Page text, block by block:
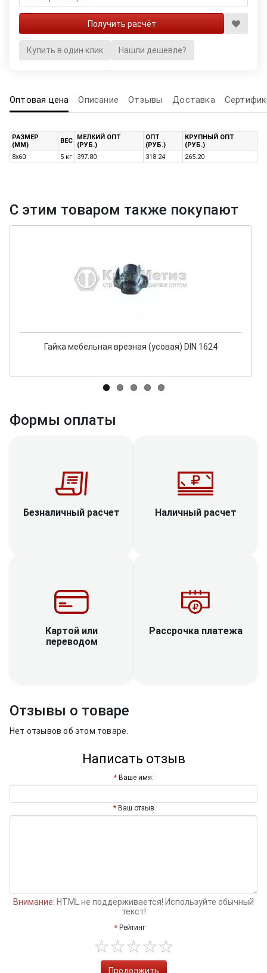
Купить в один клик Нашли дешевле?
Оптовая цена Описание Отзывы Доставка
РАЗМЕР
(ММ)
ВЕС
МЕЛКИЙ ОПТ
(РУБ.)
ОПТ
(РУБ.)
КРУПНЫЙ ОПТ
(РУБ.)
8х60
5 кг 397.80 318.24 265.20
С этим товаром также покупают
Гайка мебельная врезная (усовая) DIN 1624
Формы оплаты
Безналичный расчет Наличный расчет
Картой или
переводом
Рассрочка платежа
Отзывы о товаре
Нет отзывов об этом товаре.
Написать отзыв
Ваше имя:
Ваш отзыв
Внимание: HTML не поддерживается! Используйте обычный
текст!
Рейтинг
Продолжить